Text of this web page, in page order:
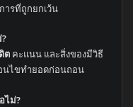
ารที่ถูกยกเว้น
ตคะแนน และสิ่งของมีวิธี
นไขทำยอดก่อนถอน
ไม่?